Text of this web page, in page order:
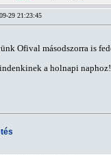
29 21:23:45
Ofival másodszorra is
a holnapi